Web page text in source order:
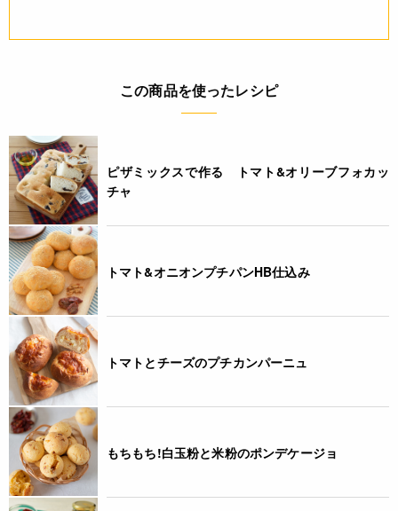
※製造日を起点とした期限です。
アレルギー
なし(特定原材料8品目)
栄養成分表示
(100gあたり) エネルギー 173kcal たんぱく質 7.7g 脂質 2.5g
炭水化物 29.8g 食塩相当量 11.4g ** 推定値
注意事項
* トマト表面に見える白い粒は、製造時に添加される食塩の結
晶です。
* 開封後はお早めにお使いください。
* 美味しさと鮮度を保つため、脱酸素剤の小袋が入っていま
す。食べられませんので取り除いてください。開封の際に脱酸
素剤が熱くなることがありますが、発火することはございませ
ん。
この商品を使ったレシピ
ピザミックスで作る トマト&オリーブフォカッ
チャ
トマト&オニオンプチパンHB仕込み
トマトとチーズのプチカンパーニュ
もちもち!白玉粉と米粉のポンデケージョ